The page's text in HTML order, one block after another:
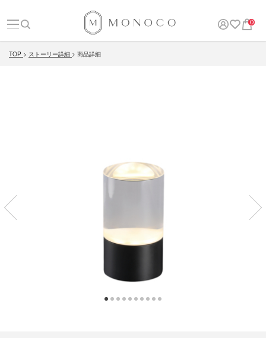
0
TOP ストーリー詳細 商品詳細